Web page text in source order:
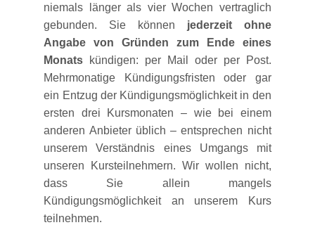
niemals länger als vier Wochen vertraglich
gebunden. Sie können jederzeit ohne
Angabe von Gründen
zum Ende eines
Monats kündigen: per Mail oder per Post.
Mehrmonatige Kündigungsfristen oder gar
ein Entzug der Kündigungsmöglichkeit in den
ersten drei Kursmonaten – wie bei einem
anderen Anbieter üblich – entsprechen nicht
unserem Verständnis eines Umgangs mit
unseren Kursteilnehmern. Wir wollen nicht,
dass Sie allein mangels
Kündigungsmöglichkeit an unserem Kurs
teilnehmen.